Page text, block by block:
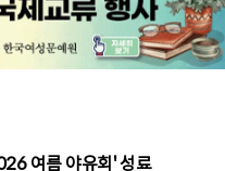
여름 야유회' 성료